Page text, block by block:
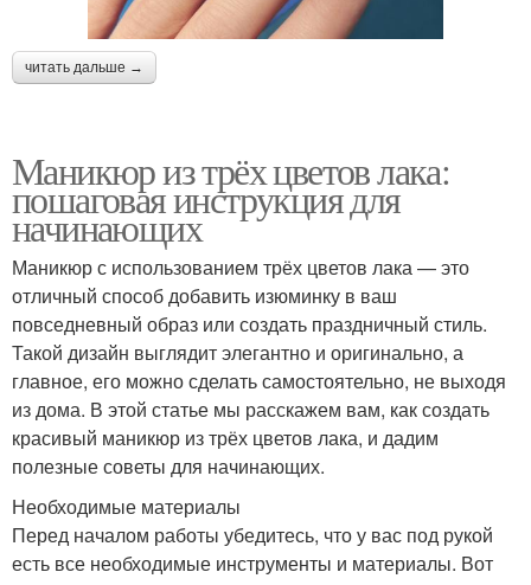
читать дальше →
Маникюр из трёх цветов лака:
пошаговая инструкция для
начинающих
Маникюр с использованием трёх цветов лака — это
отличный способ добавить изюминку в ваш
повседневный образ или создать праздничный стиль.
Такой дизайн выглядит элегантно и оригинально, а
главное, его можно сделать самостоятельно, не выходя
из дома. В этой статье мы расскажем вам, как создать
красивый маникюр из трёх цветов лака, и дадим
полезные советы для начинающих.
Необходимые материалы
Перед началом работы убедитесь, что у вас под рукой
есть все необходимые инструменты и материалы. Вот